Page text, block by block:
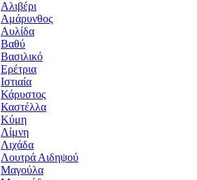
Αλιβέρι
Αμάρυνθος
Αυλίδα
Βαθύ
Βασιλικό
Ερέτρια
Ιστιαία
Κάρυστος
Καστέλλα
Κύμη
Λίμνη
Λιχάδα
Λουτρά Αιδηψού
Μαγούλα